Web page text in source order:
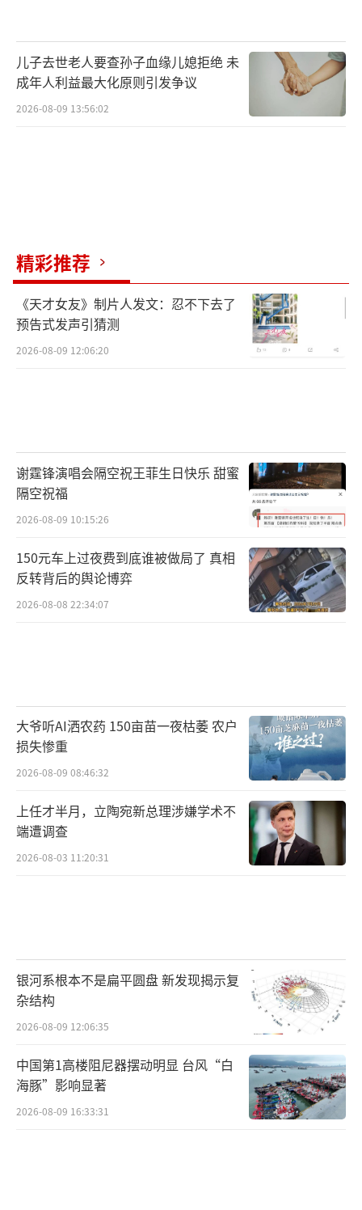
儿子去世老人要查孙子血缘儿媳拒绝 未
成年人利益最大化原则引发争议
2026-08-09 13:56:02
精彩推荐
《天才女友》制片人发文：忍不下去了
预告式发声引猜测
2026-08-09 12:06:20
谢霆锋演唱会隔空祝王菲生日快乐 甜蜜
隔空祝福
2026-08-09 10:15:26
150元车上过夜费到底谁被做局了 真相
反转背后的舆论博弈
2026-08-08 22:34:07
大爷听AI洒农药 150亩苗一夜枯萎 农户
损失惨重
2026-08-09 08:46:32
上任才半月，立陶宛新总理涉嫌学术不
端遭调查
2026-08-03 11:20:31
银河系根本不是扁平圆盘 新发现揭示复
杂结构
2026-08-09 12:06:35
中国第1高楼阻尼器摆动明显 台风“白
海豚”影响显著
2026-08-09 16:33:31